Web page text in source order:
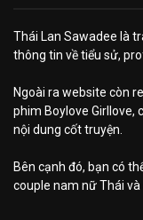
Thái Lan Sawadee là
thông tin về tiểu sử,
Ngoài ra website còn
phim Boylove Girllove,
nội dung cốt truyện.
Bên cạnh đó, bạn có
couple nam nữ Thái